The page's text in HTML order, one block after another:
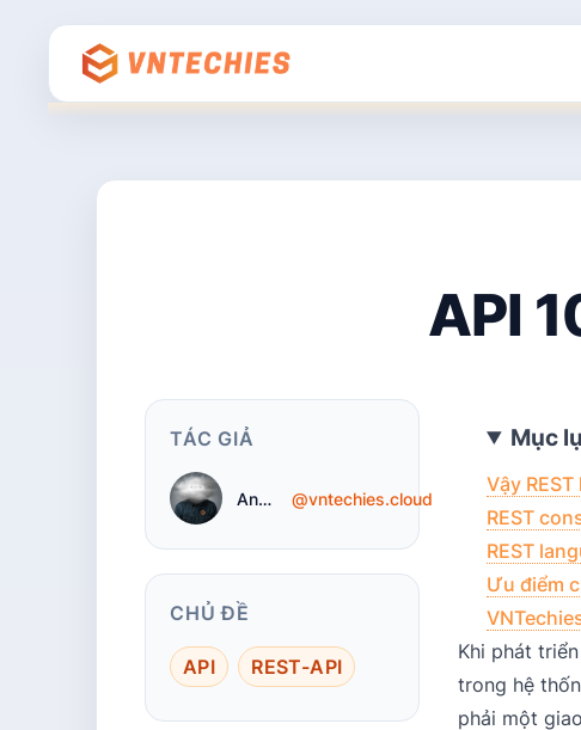
API
TÁC GIẢ
Anh Cloud @vntechies.cloud
CHỦ ĐỀ
API REST-API
Mục
Vậy
REST
REST
Ưu điểm
Khi phát
trong hệ
phải một